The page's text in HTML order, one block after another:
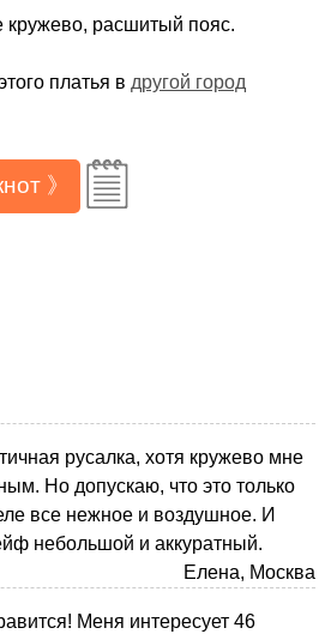
кружево, расшитый пояс.
платья в другой город
》
русалка, хотя кружево мне
Но допускаю, что это только
все нежное и воздушное. И
небольшой и аккуратный.
Елена, Москва
Меня интересует 46